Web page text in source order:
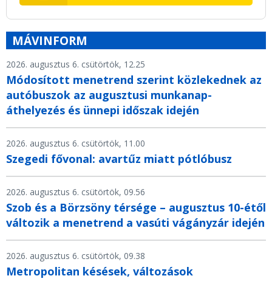
MÁVINFORM
2026. augusztus 6. csütörtök, 12.25
Módosított menetrend szerint közlekednek az
autóbuszok az augusztusi munkanap-
áthelyezés és ünnepi időszak idején
2026. augusztus 6. csütörtök, 11.00
Szegedi fővonal: avartűz miatt pótlóbusz
2026. augusztus 6. csütörtök, 09.56
Szob és a Börzsöny térsége – augusztus 10-étől
változik a menetrend a vasúti vágányzár idején
2026. augusztus 6. csütörtök, 09.38
Metropolitan késések, változások